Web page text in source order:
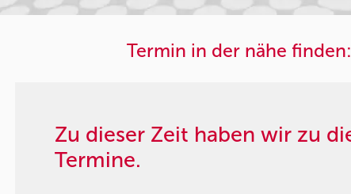
Termin in der nähe finden:
Zu dieser Zeit haben wir zu
Termine.